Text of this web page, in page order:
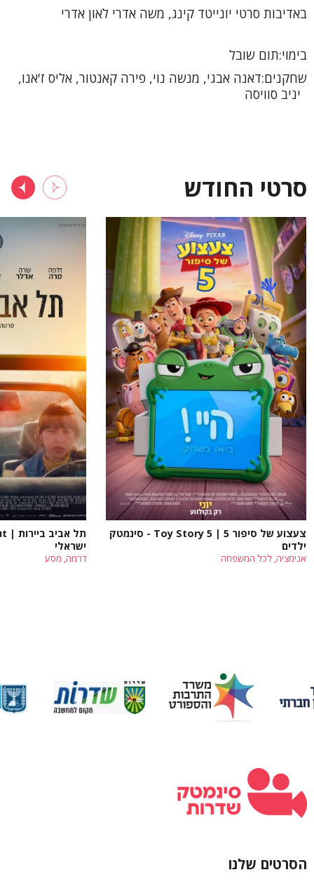
באדיבות סרטי יונייטד קינג, משה אדרי לאון אדרי
בימוי תום שובל
שחקנים דאנה אבגי, מנשה נוי, פירה קאנטור, אליס ז'אנו,
יניב סוויסה
סרטי החודש
צעצוע של סיפור 5 | Toy Story 5 - סינמטק
ילדים
אנימציה, לכל המשפחה
ישראלי
דרמה, מסע
הסרטים שלנו